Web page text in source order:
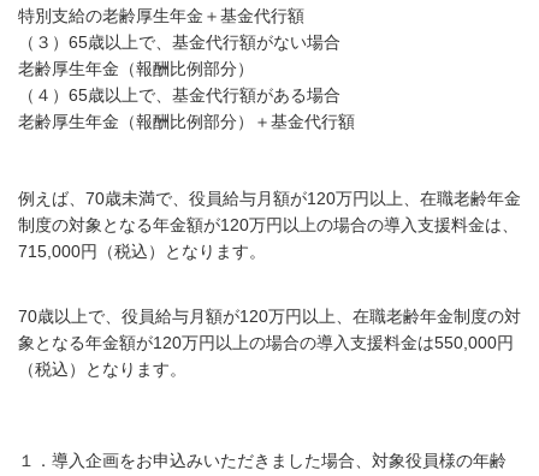
特別支給の老齢厚生年金＋基金代行額
（３）65歳以上で、基金代行額がない場合
老齢厚生年金（報酬比例部分）
（４）65歳以上で、基金代行額がある場合
老齢厚生年金（報酬比例部分）＋基金代行額
例えば、70歳未満で、役員給与月額が120万円以上、在職老齢年金
制度の対象となる年金額が120万円以上の場合の導入支援料金は、
715,000円（税込）となります。
70歳以上で、役員給与月額が120万円以上、在職老齢年金制度の対
象となる年金額が120万円以上の場合の導入支援料金は550,000円
（税込）となります。
１．導入企画をお申込みいただきました場合、対象役員様の年齢